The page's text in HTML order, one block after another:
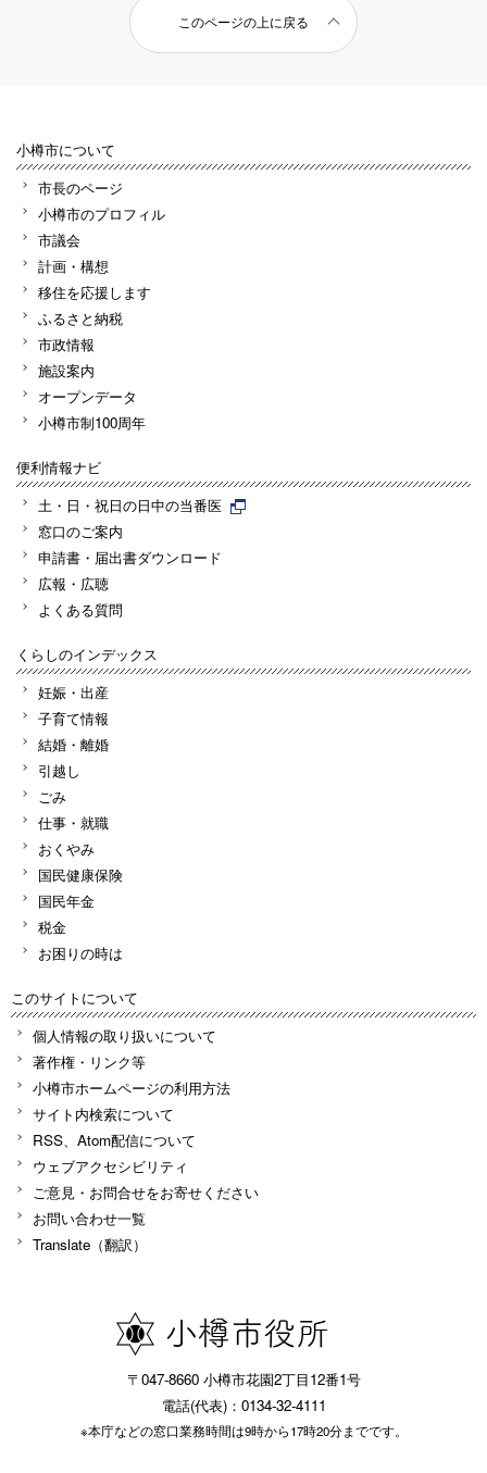
このページの上に戻る
小樽市について
市長のページ
小樽市のプロフィル
市議会
計画・構想
移住を応援します
ふるさと納税
市政情報
施設案内
オープンデータ
小樽市制100周年
便利情報ナビ
土・日・祝日の日中の当番医
窓口のご案内
申請書・届出書ダウンロード
広報・広聴
よくある質問
くらしのインデックス
妊娠・出産
子育て情報
結婚・離婚
引越し
ごみ
仕事・就職
おくやみ
国民健康保険
国民年金
税金
お困りの時は
このサイトについて
個人情報の取り扱いについて
著作権・リンク等
小樽市ホームページの利用方法
サイト内検索について
RSS、Atom配信について
ウェブアクセシビリティ
ご意見・お問合せをお寄せください
お問い合わせ一覧
Translate（翻訳）
〒047-8660 小樽市花園2丁目12番1号
電話(代表)：0134-32-4111
※本庁などの窓口業務時間は9時から17時20分までです。